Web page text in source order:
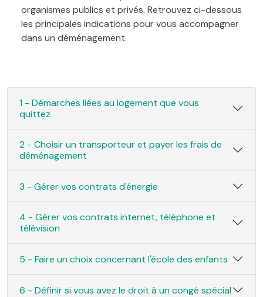
organismes publics et privés. Retrouvez ci-dessous
les principales indications pour vous accompagner
dans un déménagement.
1 - Démarches liées au logement que vous
quittez
2 - Choisir un transporteur et payer les frais de
déménagement
3 - Gérer vos contrats d'énergie
4 - Gérer vos contrats internet, téléphone et
télévision
5 - Faire un choix concernant l'école des enfants
6 - Définir si vous avez le droit à un congé spécial